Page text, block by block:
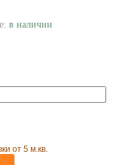
в наличии
от 5 м.кв.